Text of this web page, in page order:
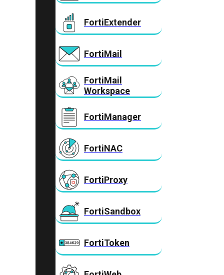
FortiExtender
FortiMail
FortiMail
Workspace
FortiManager
FortiNAC
FortiProxy
FortiSandbox
FortiToken